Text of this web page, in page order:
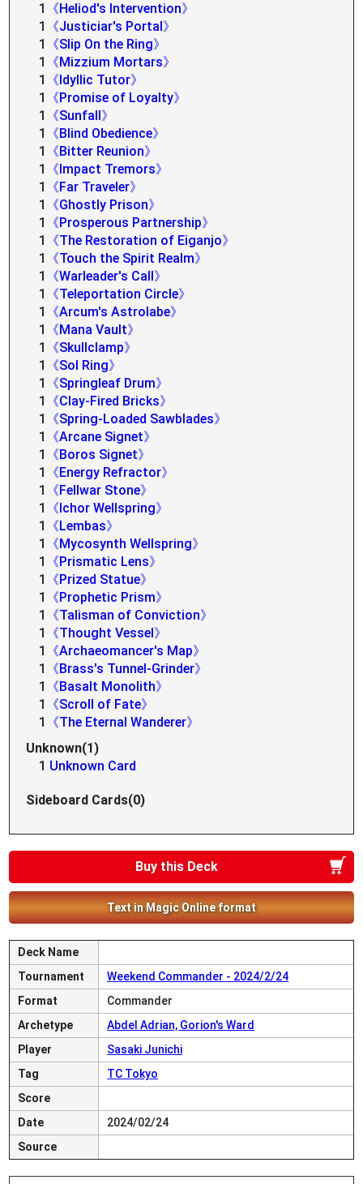
1
《Heliod's Intervention》
1
《Justiciar's Portal》
1
《Slip On the Ring》
1
《Mizzium Mortars》
1
《Idyllic Tutor》
1
《Promise of Loyalty》
1
《Sunfall》
1
《Blind Obedience》
1
《Bitter Reunion》
1
《Impact Tremors》
1
《Far Traveler》
1
《Ghostly Prison》
1
《Prosperous Partnership》
1
《The Restoration of Eiganjo》
1
《Touch the Spirit Realm》
1
《Warleader's Call》
1
《Teleportation Circle》
1
《Arcum's Astrolabe》
1
《Mana Vault》
1
《Skullclamp》
1
《Sol Ring》
1
《Springleaf Drum》
1
《Clay-Fired Bricks》
1
《Spring-Loaded Sawblades》
1
《Arcane Signet》
1
《Boros Signet》
1
《Energy Refractor》
1
《Fellwar Stone》
1
《Ichor Wellspring》
1
《Lembas》
1
《Mycosynth Wellspring》
1
《Prismatic Lens》
1
《Prized Statue》
1
《Prophetic Prism》
1
《Talisman of Conviction》
1
《Thought Vessel》
1
《Archaeomancer's Map》
1
《Brass's Tunnel-Grinder》
1
《Basalt Monolith》
1
《Scroll of Fate》
1
《The Eternal Wanderer》
Unknown(1)
1 Unknown Card
Sideboard Cards(0)
Buy this Deck
Text in Magic Online format
Deck Name
Tournament
Weekend Commander - 2024/2/24
Format
Commander
Archetype
Abdel Adrian, Gorion's Ward
Player
Sasaki Junichi
Tag
TC Tokyo
Score
Date
2024/02/24
Source